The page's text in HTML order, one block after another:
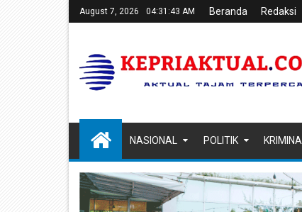
August 7, 2026 04:31:44 AM Beranda Redaksi
NASIONAL POLITIK KRIMINAL